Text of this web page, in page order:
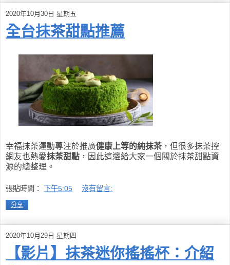
2020年10月30日 星期五
全台抹茶甜點推薦
幸福抹茶運動專注於推廣健康上等的純抹茶 ，但很多抹茶控
網友也熱愛抹茶甜點 ，因此這邊給大家一個關於抹茶甜點資
源的總整理。
張貼時間： 下午5:05 沒有留言:
分享
2020年10月29日 星期四
【影片】抹茶迷你搖搖杯：介紹